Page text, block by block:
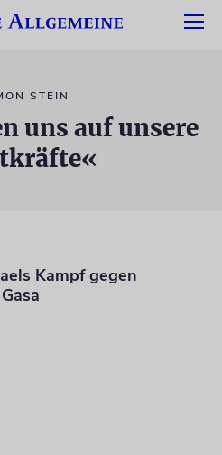
STEIN
uns auf unsere
Kampf gegen